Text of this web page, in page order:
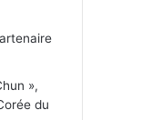
»,
du